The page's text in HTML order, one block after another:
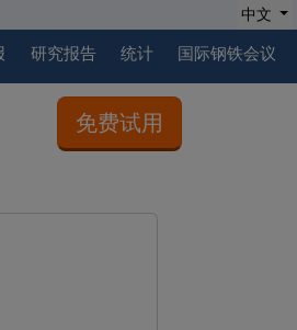
中文
研究报告 统计 国际钢铁会议
免费试用